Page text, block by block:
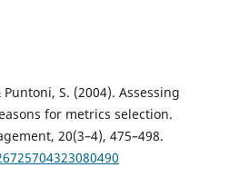
S. (2004). Assessing
for metrics selection.
20(3–4), 475–498.